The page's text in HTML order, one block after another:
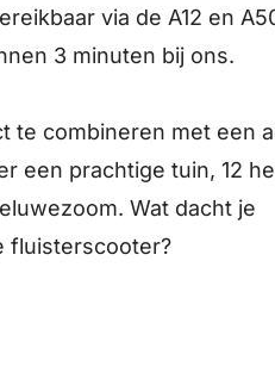
via de A12 en
3 minuten bij ons.
te combineren met een
een prachtige tuin, 12
Wat dacht je
fluisterscooter?